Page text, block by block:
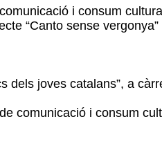
i consum
“Canto sense
dels joves catalans”, a
comunicació i consum